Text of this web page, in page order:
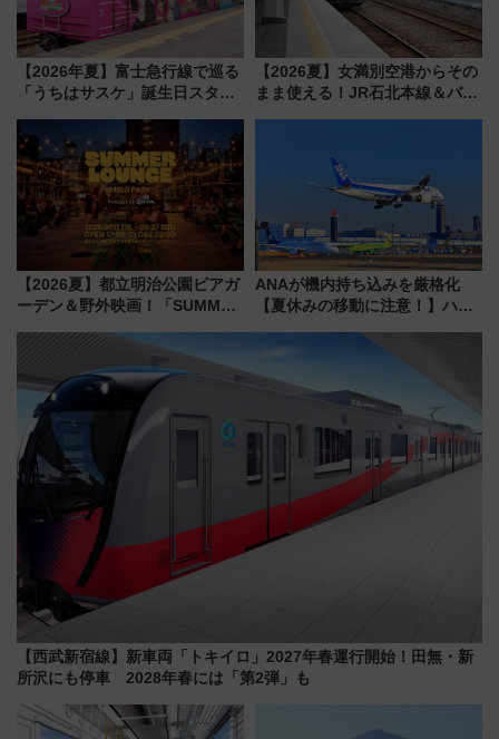
【2026年夏】富士急行線で巡る
「うちはサスケ」誕生日スタン
定グルメ＆グッズ徹底ガイド
【2026夏】女満別空港からその
まま使える！JR石北本線＆バス
（8/3発売）
【2026夏】都立明治公園ビアガ
ーデン＆野外映画！「SUMMER
ケジュール 夜風とビール、映画
ANAが機内持ち込みを厳格化
【夏休みの移動に注意！】ハン
「身の回り品」新サイズ制限
(40×30×20cm)おさらい
【西武新宿線】新車両「トキイロ」2027年春運行開始！田無・新
所沢にも停車 2028年春には「第2弾」も